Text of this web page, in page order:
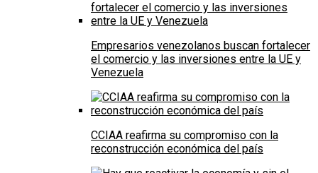
Empresarios venezolanos buscan fortalecer
el comercio y las inversiones entre la UE y
Venezuela
CCIAA reafirma su compromiso con la
reconstrucción económica del país